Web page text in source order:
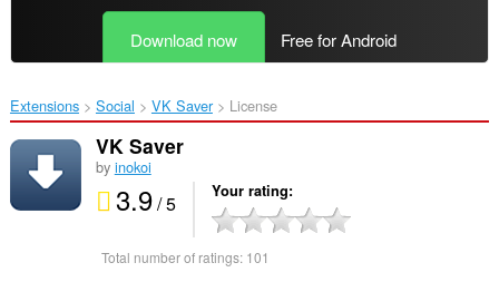
Download now Free for Android
Extensions Social VK Saver‎ License
VK Saver
by inokoi
3.9/ 5 Your rating
Total number of ratings: 101